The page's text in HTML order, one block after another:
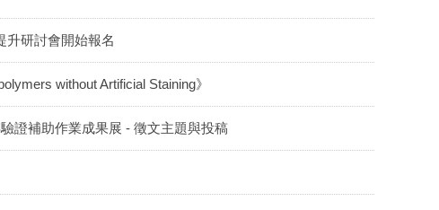
升研討會開始報名
without Artificial Staining》
證補助作業成果展 - 徵文主題與投稿